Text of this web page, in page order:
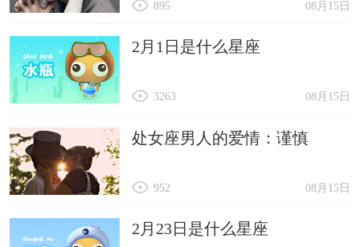
08月15日
895
2月1日是什么星座
08月15日
3263
处女座男人的爱情：谨慎
08月15日
952
2月23日是什么星座